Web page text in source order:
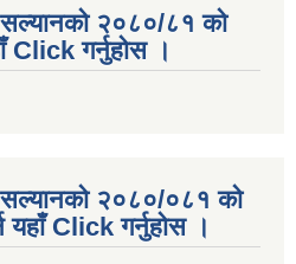
सल्यानको २०८०/८१ को
Click गर्नुहोस ।
सल्यानको २०८०/०८१ को
यहाँ Click गर्नुहोस ।